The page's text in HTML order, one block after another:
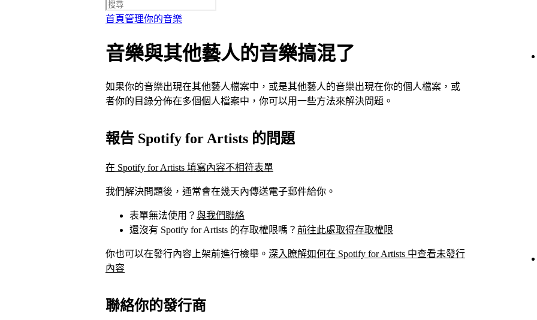
首頁管理你的音樂
音樂與其他藝人的音樂搞混了
如果你的音樂出現在其他藝人檔案中，或是其他藝人的音樂出現在你的個人檔案，或
者你的目錄分佈在多個個人檔案中，你可以用一些方法來解決問題。
報告 Spotify for Artists 的問題
在 Spotify for Artists 填寫內容不相符表單
我們解決問題後，通常會在幾天內傳送電子郵件給你。
表單無法使用？ 與我們聯絡
還沒有 Spotify for Artists 的存取權限嗎？ 前往此處取得存取權限
你也可以在發行內容上架前進行檢舉。 深入瞭解如何在 Spotify for Artists 中查看未發行
內容
聯絡你的發行商